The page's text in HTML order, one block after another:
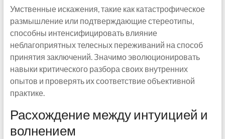
Умственные искажения, такие как катастрофическое
размышление или подтверждающие стереотипы,
способны интенсифицировать влияние
неблагоприятных телесных переживаний на способ
принятия заключений. Значимо эволюционировать
навыки критического разбора своих внутренних
опытов и проверять их соответствие объективной
практике.
Расхождение между интуицией и
волнением